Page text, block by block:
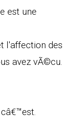
est une
l'affection des
avez vÃ©cu.